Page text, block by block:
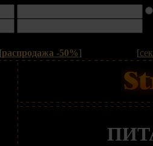
[распродажа -50%] [